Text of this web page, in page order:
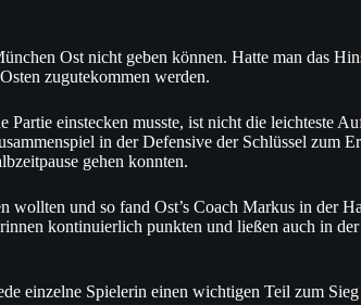
Ost nicht geben können. Hatte man das
zugutekommen werden.
einstecken musste, ist nicht die leichteste
in der Defensive der Schlüssel zum
gehen konnten.
und so fand Ost’s Coach Markus in der
kontinuierlich punkten und ließen auch in
einzelne Spielerin einen wichtigen Teil zum